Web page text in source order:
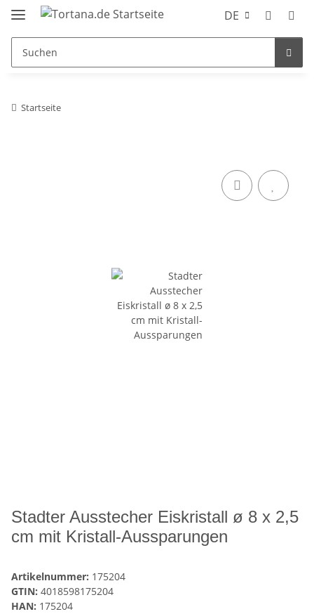
DE
Startseite
Stadter Ausstecher Eiskristall ø 8 x 2,5
cm mit Kristall-Aussparungen
Artikelnummer: 175204
GTIN: 4018598175204
HAN: 175204